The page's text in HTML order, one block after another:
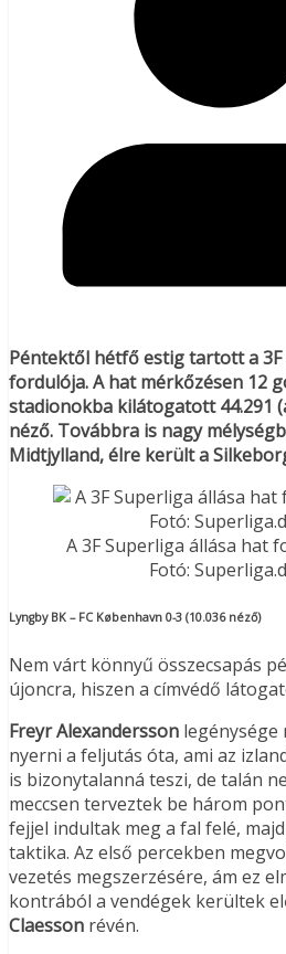
Péntektől hétfő estig tartott a 3F
fordulója. A hat mérkőzésen 12
stadionokba kilátogatott 44.291
néző. Továbbra is nagy
Midtjylland, élre került a
A 3F Superliga állása hat
Fotó:
Lyngby BK – FC København 0-3 (10.036 néző)
Nem várt könnyű összecsapás
újoncra, hiszen a címvédő
Freyr Alexandersson
nyerni a feljutás óta, ami az
is bizonytalanná teszi, de talán
meccsen terveztek be három
fejjel indultak meg a fal felé,
taktika. Az első percekben
vezetés megszerzésére, ám ez
kontrából a vendégek kerültek
Claesson révén.